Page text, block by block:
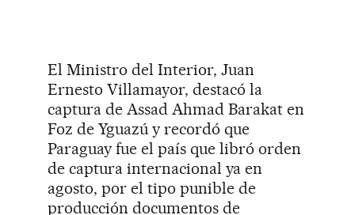
El Ministro del Interior, Juan
Ernesto Villamayor, destacó la
captura de Assad Ahmad Barakat en
Foz de Yguazú y recordó que
Paraguay fue el país que libró orden
de captura internacional ya en
agosto, por el tipo punible de
producción documentos de